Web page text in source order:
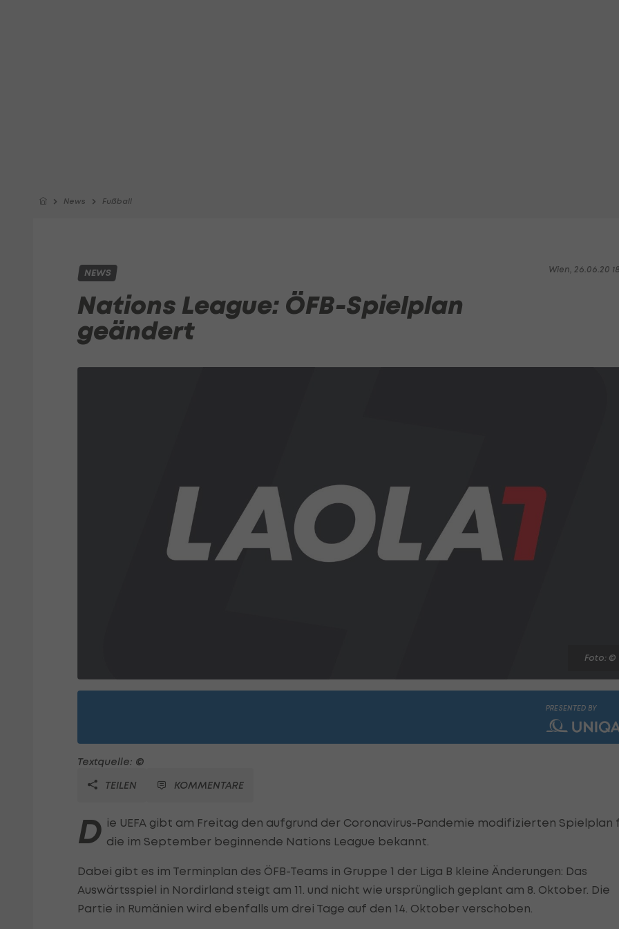
News Fußball
Wien, 26.06.20
NEWS
Nations League: ÖFB-Spielplan
geändert
Foto: ©
PRESENTED BY
Textquelle: ©
TEILEN
KOMMENTARE
D ie UEFA gibt am Freitag den aufgrund der Coronavirus-Pandemie modifizierten Spielplan
die im September beginnende Nations League bekannt.
Dabei gibt es im Terminplan des ÖFB-Teams in Gruppe 1 der Liga B kleine Änderungen: Das
Auswärtsspiel in Nordirland steigt am 11. und nicht wie ursprünglich geplant am 8. Oktober. Die
Partie in Rumänien wird ebenfalls um drei Tage auf den 14. Oktober verschoben.